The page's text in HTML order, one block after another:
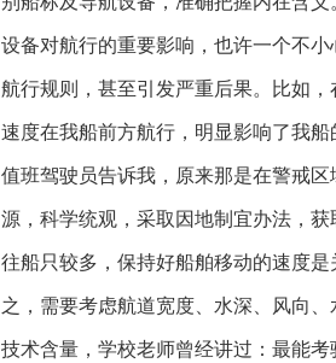
设备对航行的重要影响，也许一个不
航行规则，甚至引发严重后果。比如
速度在我船前方航行，明显影响了我
值班驾驶员告诉我，原来那是在警戒
源，科学统观，采取因地制宜办法，
往船只较多，保持好船舶移动的速度
之，需要考虑航道宽度、水深、风向
技术含量，学校老师曾经讲过：最能